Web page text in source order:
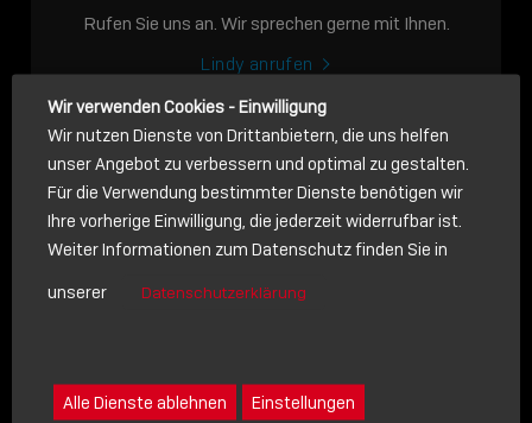
LINDY ACADEMY
Rufen Sie uns an. Wir sprechen gerne mit Ihnen.
Lindy anrufen
NACHRICHT
Schreiben Sie lieber? Dann schicken Sie uns gerne eine
Wir verwenden Cookies - Einwilligung
Wir nutzen Dienste von Drittanbietern, die uns helfen
unser Angebot zu verbessern und optimal zu gestalten.
Für die Verwendung bestimmter Dienste benötigen wir
Ihre vorherige Einwilligung, die jederzeit widerrufbar ist.
Weiter Informationen zum Datenschutz finden Sie in
unserer
Datenschutzerklärung
Alle Dienste ablehnen Einstellungen